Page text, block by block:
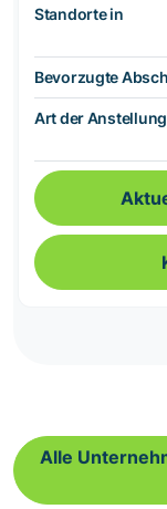
Standorte in
Bevorzugte
Art der Anstellung
Alle